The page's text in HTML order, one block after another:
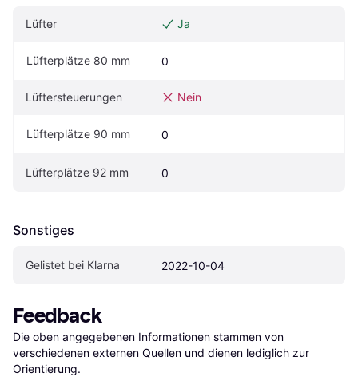
Lüfter Ja
Lüfterplätze 80 mm 0
Lüftersteuerungen Nein
Lüfterplätze 90 mm 0
Lüfterplätze 92 mm 0
Sonstiges
Gelistet bei Klarna 2022-10-04
Feedback
Die oben angegebenen Informationen stammen von
verschiedenen externen Quellen und dienen lediglich zur
Orientierung.